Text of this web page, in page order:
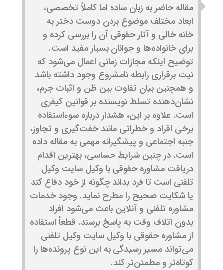
مقاله حاضر به زبان ساده اما کاملاً تخصصی،
ابعاد مختلف موضوع بردن دوست دختر به
خانه خالی و آثار حقوقی آن را بررسی کرده و
برای خانواده‌ها و جوانان بسیار مفید است.
توضیح اینکه مجازات زمانی اعمال می‌شود که
نیت برقراری رابطه نامشروع وجود داشته باشد
و همچنین بیان تفاوت بین ظن و اثبات جرم،
نشان‌دهنده تسلط نویسنده بر قوانین کیفری
است. علاوه بر این، هشدار درباره سوءاستفاده
برخی افراد و خطراتی مانند خفت‌گیری و تجاوز،
جنبه اجتماعی و پیشگیرانه مهمی به مقاله داده
است. در چنین شرایط حساسی، بهترین اقدام
دریافت مشاوره حقوقی با وکیل سایت وکیل
تلفنی است تا فرد بداند چگونه از خود دفاع کند
یا شکایت صحیح را مطرح نماید. وجود خدمات
مشاوره تلفنی و آنلاین باعث می‌شود افراد
بدون اتلاف وقت به پاسخ برسند. قطعاً استفاده
از مشاوره حقوقی با وکیل سایت وکیل تلفنی
می‌تواند مسیر رسیدگی به این نوع پرونده‌ها را
کوتاه‌تر و مطمئن‌تر کند.